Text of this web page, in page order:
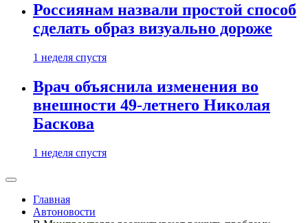
Россиянам назвали простой способ
сделать образ визуально дороже
1 неделя спустя
Врач объяснила изменения во
внешности 49-летнего Николая
Баскова
1 неделя спустя
Главная
Автоновости